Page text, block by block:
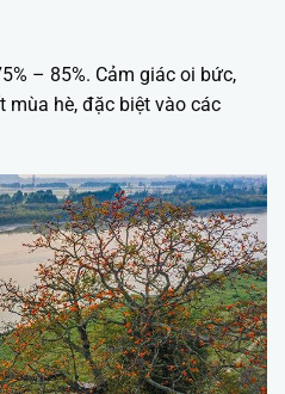
– 85%. Cảm giác oi bức,
mùa hè, đặc biệt vào các